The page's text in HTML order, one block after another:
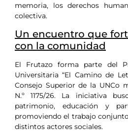
memoria, los derechos
colectiva.
Un encuentro que
con la comunidad
El Frutazo forma parte del
Universitaria “El Camino de
Consejo Superior de la UNCo
N.º 1175/26. La iniciativa
patrimonio, educación y
promoviendo el trabajo
distintos actores sociales.